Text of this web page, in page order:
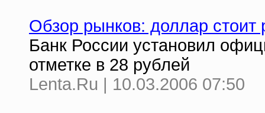
Обзор рынков: доллар стоит
Банк России установил
отметке в 28 рублей
Lenta.Ru | 10.03.2006 07:50